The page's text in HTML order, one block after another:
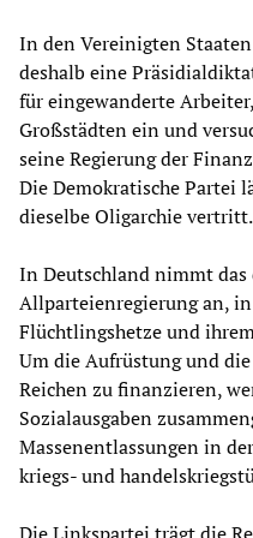
In den Vereinigten
deshalb eine
für eingewanderte
Großstädten ein und
seine Regierung der
Die Demokratische Partei
dieselbe Oligarchie vertritt.
In Deutschland nimmt
Allparteienregierung an,
Flüchtlingshetze und
Um die Aufrüstung und
Reichen zu finanzieren,
Sozialausgaben
Massenentlassungen in
kriegs- und